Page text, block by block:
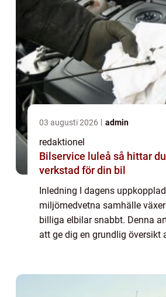
03 augusti 2026 admin
redaktionel
Bilservice luleå så hittar du rätt
verkstad för din bil
Inledning I dagens
miljömedvetna samhälle
billiga elbilar snabbt. Denna
att ge dig en grundlig översikt